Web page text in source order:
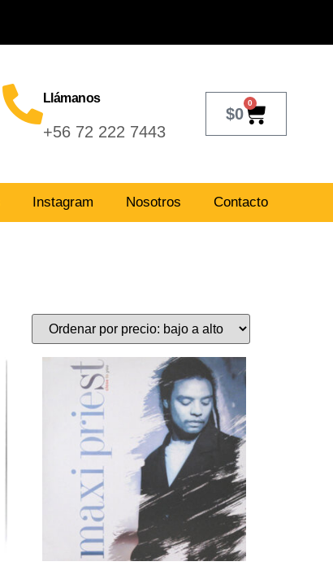
Llámanos
+56 72 222 7443
$0
0
Instagram Nosotros Contacto